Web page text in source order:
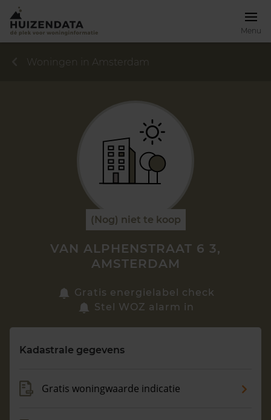
Menu
Vragen? Neem contact met ons op
088 220 4200
Woningen in Amsterdam
(Nog) niet te koop
VAN ALPHENSTRAAT 6 3,
AMSTERDAM
Gratis energielabel check
Stel WOZ alarm in
Kadastrale gegevens
Gratis woningwaarde indicatie